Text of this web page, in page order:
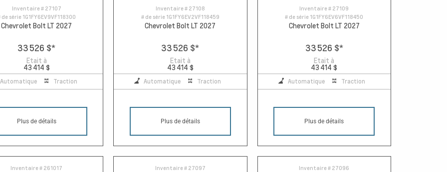
Inventaire # 27107
de série 1G1FY6EV9VF118300
Chevrolet Bolt LT 2027
33 526 $*
Etait à
43 414 $
Automatique Traction
Plus de détails
Inventaire # 27108
# de série 1G1FY6EV2VF118459
Chevrolet Bolt LT 2027
33 526 $*
Etait à
43 414 $
Automatique Traction
Plus de détails
Inventaire # 27109
# de série 1G1FY6EV6VF118450
Chevrolet Bolt LT 2027
33 526 $*
Etait à
43 414 $
Automatique Traction
Plus de détails
Inventaire # 261017
Inventaire # 27097
Inventaire # 27096